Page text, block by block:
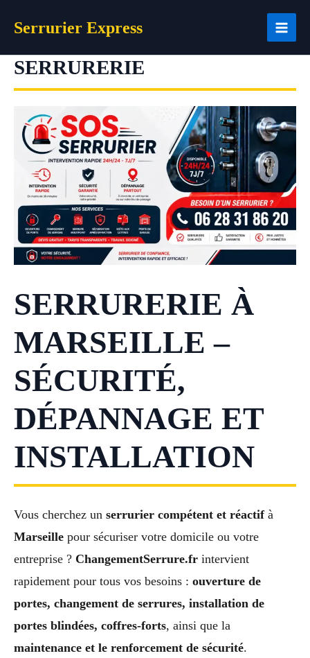
Serrurier Express
SERRURERIE
SERRURERIE À
MARSEILLE –
SÉCURITÉ,
DÉPANNAGE ET
INSTALLATION
Vous cherchez un serrurier compétent et réactifà
Marseille pour sécuriser votre domicile ou votre
entreprise ? ChangementSerrure.fr intervient
rapidement pour tous vos besoins : ouverture de
portes, changement de serrures, installation de
portes blindées, coffres-forts, ainsi que la
maintenance et le renforcement de sécurité.